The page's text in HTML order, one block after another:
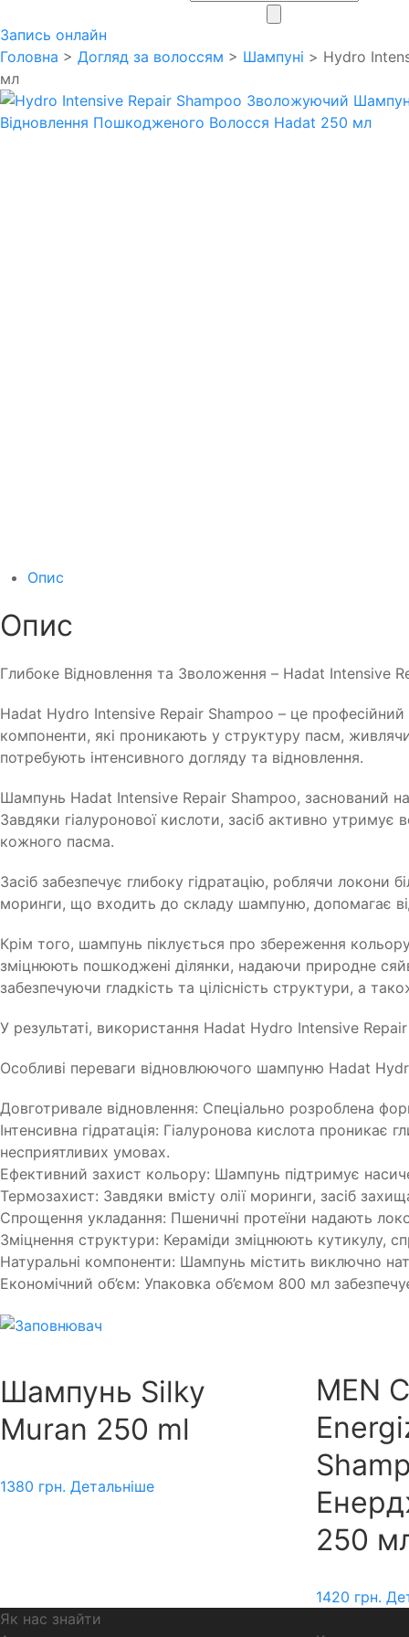
Запись онлайн
Головна > Догляд за волоссям > Шампуні > Hydro
мл
Опис
Опис
Глибоке Відновлення та Зволоження – Hadat Intensive
Hadat Hydro Intensive Repair Shampoo – це
компоненти, які проникають у структуру пасм,
потребують інтенсивного догляду та відновлення.
Шампунь Hadat Intensive Repair Shampoo, заснований
Завдяки гіалуронової кислоти, засіб активно
кожного пасма.
Засіб забезпечує глибоку гідратацію, роблячи
моринги, що входить до складу шампуню, допомагає
Крім того, шампунь піклується про збереження
зміцнюють пошкоджені ділянки, надаючи природне
забезпечуючи гладкість та цілісність структури, а
У результаті, використання Hadat Hydro Intensive
Особливі переваги відновлюючого шампуню Hadat
Довготривале відновлення: Спеціально розроблена
Інтенсивна гідратація: Гіалуронова кислота
несприятливих умовах.
Ефективний захист кольору: Шампунь підтримує
Термозахист: Завдяки вмісту олії моринги, засіб
Спрощення укладання: Пшеничні протеїни надають
Зміцнення структури: Кераміди зміцнюють кутикулу,
Натуральні компоненти: Шампунь містить виключно
Економічний об’єм: Упаковка об’ємом 800 мл
Шампунь Silky
Muran 250 ml
1380 грн. Детальніше
MEN
250
1420 грн.
Як нас знайти